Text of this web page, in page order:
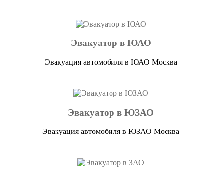
Эвакуатор в ЮАО
Эвакуация автомобиля в ЮАО Москва
Эвакуатор в ЮЗАО
Эвакуация автомобиля в ЮЗАО Москва